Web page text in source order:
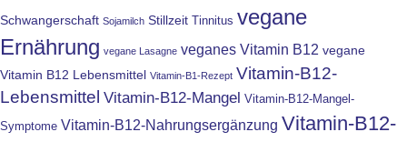
Schwangerschaft Sojamilch Stillzeit Tinnitus vegane
Ernährung vegane Lasagne veganes Vitamin B12 vegane
Vitamin B12 Lebensmittel Vitamin-B1-Rezept Vitamin-B12-
Lebensmittel Vitamin-B12-Mangel Vitamin-B12-Mangel-
Symptome Vitamin-B12-Nahrungsergänzung Vitamin-B12-